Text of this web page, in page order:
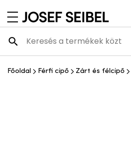
navigációs menü megnyitása
Josef Seibel Webshop
Főoldal Férfi cipő Zárt és félcipő